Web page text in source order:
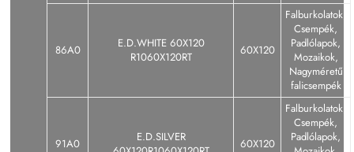
86A0
E.D.WHITE 60X120
R1060X120RT
60X120
Falburkolatok,
Csempék,
Padlólapok,
Mozaikok,
Nagyméretű
falicsempék
91A0
E.D.SILVER
60X120
Falburkolatok,
Csempék,
Padlólapok,